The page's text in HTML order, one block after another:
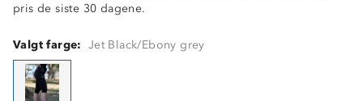
pris de siste 30 dagene.
Valgt farge: Jet Black/Ebony grey